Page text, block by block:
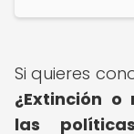
Si quieres
¿Extinción
las